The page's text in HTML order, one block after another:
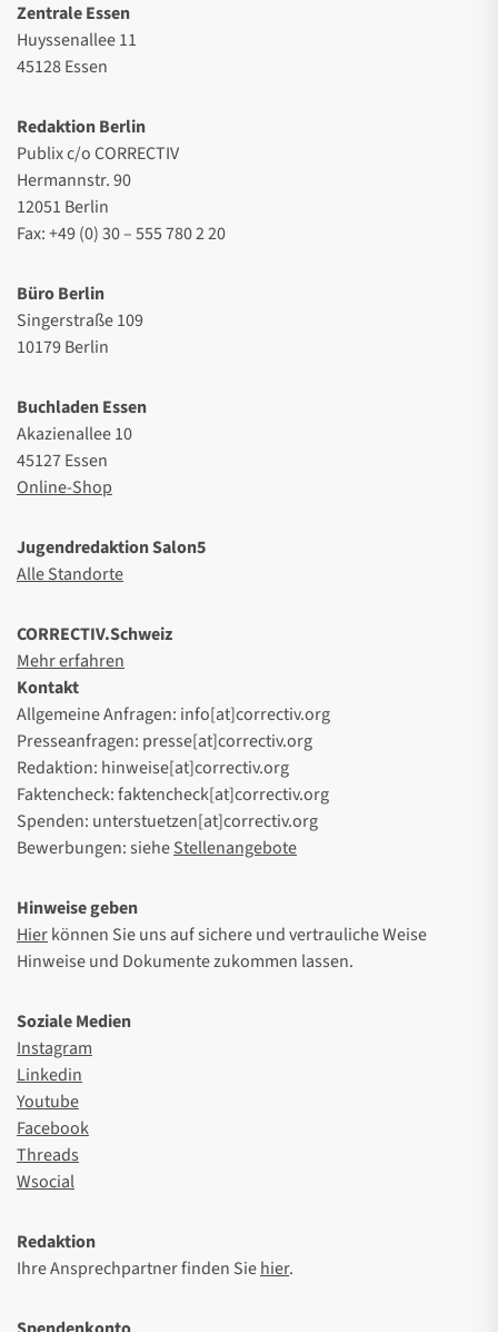
Zentrale Essen
Huyssenallee 11
45128 Essen
Redaktion Berlin
Publix c/o CORRECTIV
Hermannstr. 90
12051 Berlin
Fax: +49 (0) 30 – 555 780 2 20
Büro Berlin
Singerstraße 109
10179 Berlin
Buchladen Essen
Akazienallee 10
45127 Essen
Online-Shop
Jugendredaktion Salon5
Alle Standorte
CORRECTIV.Schweiz
Mehr erfahren
Kontakt
Allgemeine Anfragen: info[at]correctiv.org
Presseanfragen: presse[at]correctiv.org
Redaktion: hinweise[at]correctiv.org
Faktencheck: faktencheck[at]correctiv.org
Spenden: unterstuetzen[at]correctiv.org
Bewerbungen: sieheStellenangebote
Hinweise geben
Hierkönnen Sie uns auf sichere und vertrauliche Weise
Hinweise und Dokumente zukommen lassen.
Soziale Medien
Instagram
Linkedin
Youtube
Facebook
Threads
Wsocial
Redaktion
Ihre Ansprechpartner finden Siehier.